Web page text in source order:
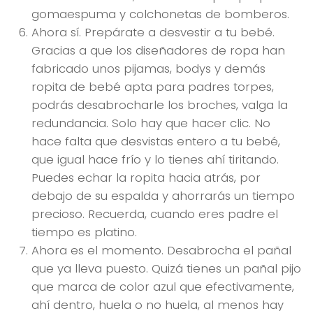
gomaespuma y colchonetas de bomberos.
Ahora sí. Prepárate a desvestir a tu bebé.
Gracias a que los diseñadores de ropa han
fabricado unos pijamas, bodys y demás
ropita de bebé apta para padres torpes,
podrás desabrocharle los broches, valga la
redundancia. Solo hay que hacer clic. No
hace falta que desvistas entero a tu bebé,
que igual hace frío y lo tienes ahí tiritando.
Puedes echar la ropita hacia atrás, por
debajo de su espalda y ahorrarás un tiempo
precioso. Recuerda, cuando eres padre el
tiempo es platino.
Ahora es el momento. Desabrocha el pañal
que ya lleva puesto. Quizá tienes un pañal pijo
que marca de color azul que efectivamente,
ahí dentro, huela o no huela, al menos hay